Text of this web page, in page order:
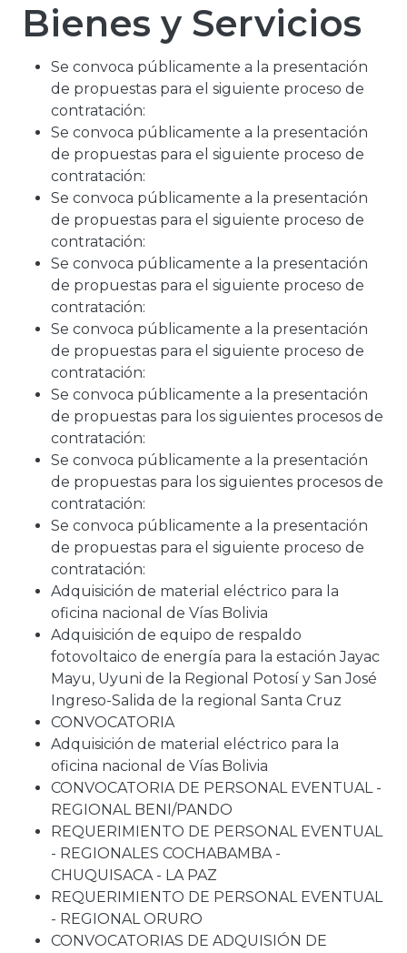
Bienes y Servicios
Se convoca públicamente a la presentación
de propuestas para el siguiente proceso de
contratación:
Se convoca públicamente a la presentación
de propuestas para el siguiente proceso de
contratación:
Se convoca públicamente a la presentación
de propuestas para el siguiente proceso de
contratación:
Se convoca públicamente a la presentación
de propuestas para el siguiente proceso de
contratación:
Se convoca públicamente a la presentación
de propuestas para el siguiente proceso de
contratación:
Se convoca públicamente a la presentación
de propuestas para los siguientes procesos de
contratación:
Se convoca públicamente a la presentación
de propuestas para los siguientes procesos de
contratación:
Se convoca públicamente a la presentación
de propuestas para el siguiente proceso de
contratación:
Adquisición de material eléctrico para la
oficina nacional de Vías Bolivia
Adquisición de equipo de respaldo
fotovoltaico de energía para la estación Jayac
Mayu, Uyuni de la Regional Potosí y San José
Ingreso-Salida de la regional Santa Cruz
CONVOCATORIA
Adquisición de material eléctrico para la
oficina nacional de Vías Bolivia
CONVOCATORIA DE PERSONAL EVENTUAL -
REGIONAL BENI/PANDO
REQUERIMIENTO DE PERSONAL EVENTUAL
- REGIONALES COCHABAMBA -
CHUQUISACA - LA PAZ
REQUERIMIENTO DE PERSONAL EVENTUAL
- REGIONAL ORURO
CONVOCATORIAS DE ADQUISIÓN DE